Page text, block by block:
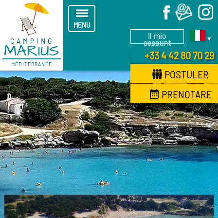
CAMPING
MARIUS
MÉDITERRANÉE
Il mio
account ▼
+33 4 42 80 70 29
POSTULER
PRENOTARE
MENU
X